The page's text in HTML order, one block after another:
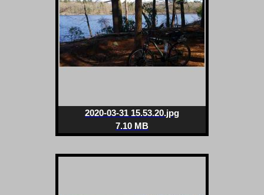
2020-03-31 15.53.20.jpg
7.10 MB